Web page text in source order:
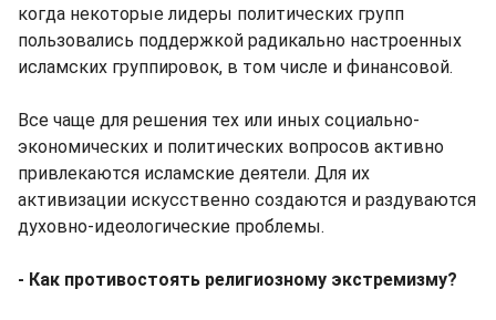
когда некоторые лидеры политических групп
пользовались поддержкой радикально настроенных
исламских группировок, в том числе и финансовой.
Все чаще для решения тех или иных социально-
экономических и политических вопросов активно
привлекаются исламские деятели. Для их
активизации искусственно создаются и раздуваются
духовно-идеологические проблемы.
- Как противостоять религиозному экстремизму?